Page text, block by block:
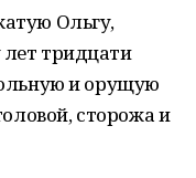
Ольгу,
тридцати
и орущую
сторожа и